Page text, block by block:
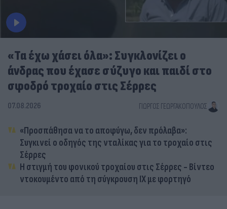
«Τα έχω χάσει όλα»: Συγκλονίζει ο
άνδρας που έχασε σύζυγο και παιδί στο
σφοδρό τροχαίο στις Σέρρες
07.08.2026 ΓΙΏΡΓΟΣ ΓΕΩΡΓΑΚΌΠΟΥΛΟΣ
Συγκινεί ο οδηγός της νταλίκας για το τροχαίο στις
Σέρρες
Η στιγμή του φονικού τροχαίου στις Σέρρες - Βίντεο
ντοκουμέντο από τη σύγκρουση ΙΧ με φορτηγό